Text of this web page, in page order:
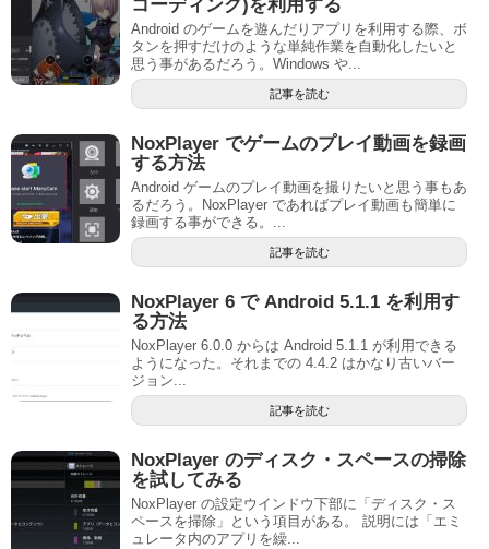
コーディング)を利用する
Android のゲームを遊んだりアプリを利用する際、ボ
タンを押すだけのような単純作業を自動化したいと
思う事があるだろう。Windows や...
記事を読む
NoxPlayer でゲームのプレイ動画を録画
する方法
Android ゲームのプレイ動画を撮りたいと思う事もあ
るだろう。NoxPlayer であればプレイ動画も簡単に
録画する事ができる。...
記事を読む
NoxPlayer 6 で Android 5.1.1 を利用す
る方法
NoxPlayer 6.0.0 からは Android 5.1.1 が利用できる
ようになった。それまでの 4.4.2 はかなり古いバー
ジョン...
記事を読む
NoxPlayer のディスク・スペースの掃除
を試してみる
NoxPlayer の設定ウインドウ下部に「ディスク・ス
ペースを掃除」という項目がある。 説明には「エミ
ュレータ内のアプリを繰...